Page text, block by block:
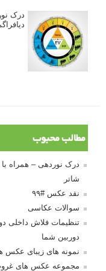
مطالب محبوب
شاتر
نقد عکس #۹۹
سوالات عکاسی
تنظیمات فلاش داخلی
دوربین شما
نمونه های زیبای عکس
مجموعه عکس های